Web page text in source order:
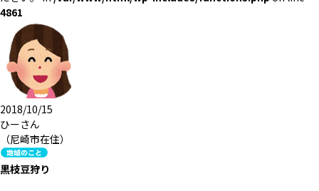
4861
2018/10/15
ひーさん
（尼崎市在住）
黒枝豆狩り